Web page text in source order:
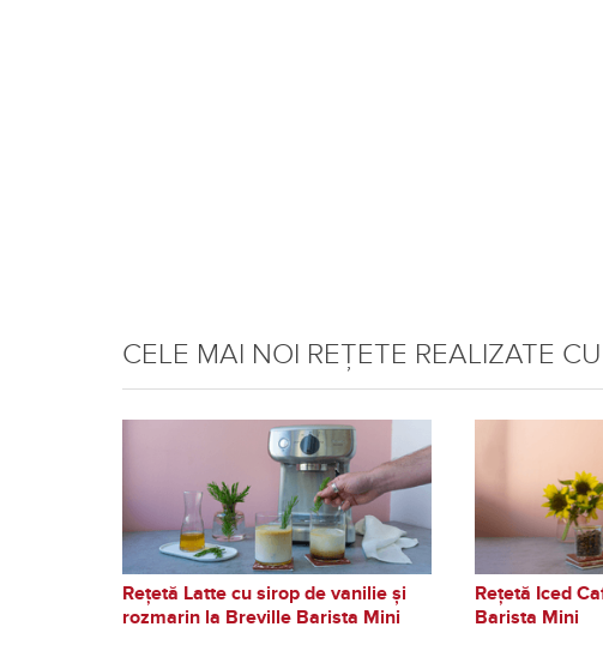
CELE MAI NOI REȚETE REALIZATE CU
Rețetă Latte cu sirop de vanilie și
rozmarin la Breville Barista Mini
Rețetă Iced
Barista Mini